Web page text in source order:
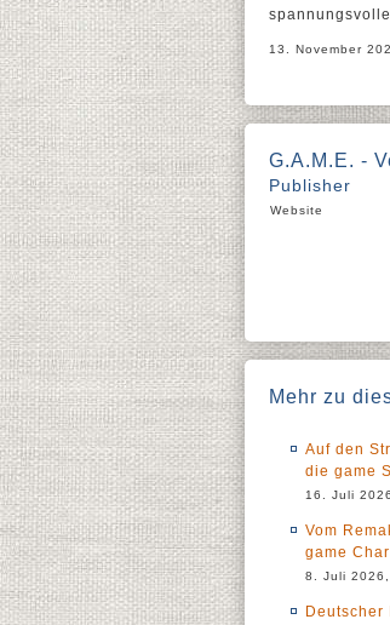
13. November
G.A.M.E. -
Publisher
Website
Mehr zu
Auf den
die game
16. Juli
Vom
game
8. Juli